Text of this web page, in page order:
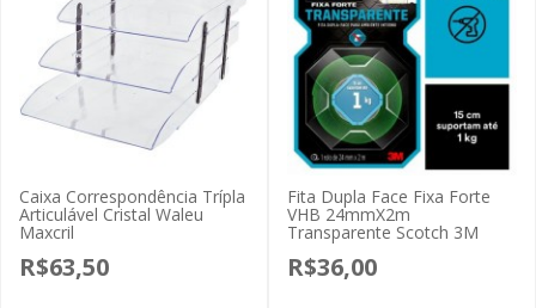
Caixa Correspondência Trípla
Articulável Cristal Waleu
Maxcril
R$63,50
Fita Dupla Face Fixa Forte
VHB 24mmX2m
Transparente Scotch 3M
R$36,00